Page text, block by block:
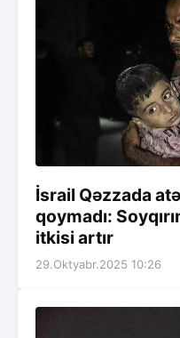
İsrail Qəzzada
qoymadı:
itkisi artır
29.Oktyabr.2025 10:26